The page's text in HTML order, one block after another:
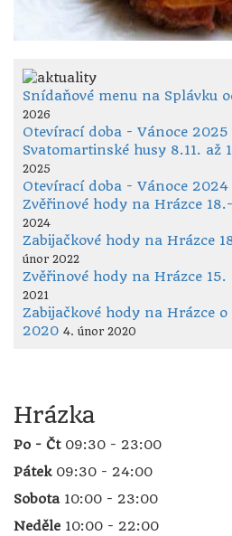
Snídaňové menu na Splávku
2026
Otevírací doba - Vánoce 2025
Svatomartinské husy 8.11. až
2025
Otevírací doba - Vánoce 2024
Zvěřinové hody na Hrázce
2024
Zabijačkové hody na Hrázce
únor 2022
Zvěřinové hody na Hrázce 15.
2021
Zabijačkové hody na Hrázce
2020 4. únor 2020
Hrázka
Po - Čt09:30 - 23:00
Pátek09:30 - 24:00
Sobota10:00 - 23:00
Neděle 10:00 - 22:00